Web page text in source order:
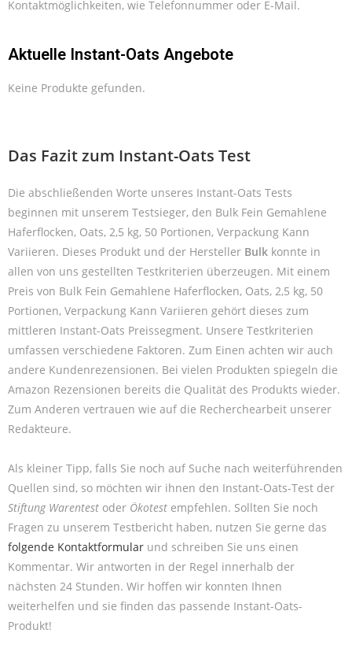
Kontaktmöglichkeiten, wie Telefonnummer oder E-Mail.
Aktuelle Instant-Oats Angebote
Keine Produkte gefunden.
Das Fazit zum Instant-Oats Test
Die abschließenden Worte unseres Instant-Oats Tests
beginnen mit unserem Testsieger, den Bulk Fein Gemahlene
Haferflocken, Oats, 2,5 kg, 50 Portionen, Verpackung Kann
Variieren. Dieses Produkt und der Hersteller Bulk konnte in
allen von uns gestellten Testkriterien überzeugen. Mit einem
Preis von Bulk Fein Gemahlene Haferflocken, Oats, 2,5 kg, 50
Portionen, Verpackung Kann Variieren gehört dieses zum
mittleren Instant-Oats Preissegment. Unsere Testkriterien
umfassen verschiedene Faktoren. Zum Einen achten wir auch
andere Kundenrezensionen. Bei vielen Produkten spiegeln die
Amazon Rezensionen bereits die Qualität des Produkts wieder.
Zum Anderen vertrauen wie auf die Recherchearbeit unserer
Redakteure.
Als kleiner Tipp, falls Sie noch auf Suche nach weiterführenden
Quellen sind, so möchten wir ihnen den Instant-Oats-Test der
Stiftung Warentest oder Ökotest empfehlen. Sollten Sie noch
Fragen zu unserem Testbericht haben, nutzen Sie gerne das
folgende Kontaktformular und schreiben Sie uns einen
Kommentar. Wir antworten in der Regel innerhalb der
nächsten 24 Stunden. Wir hoffen wir konnten Ihnen
weiterhelfen und sie finden das passende Instant-Oats-
Produkt!